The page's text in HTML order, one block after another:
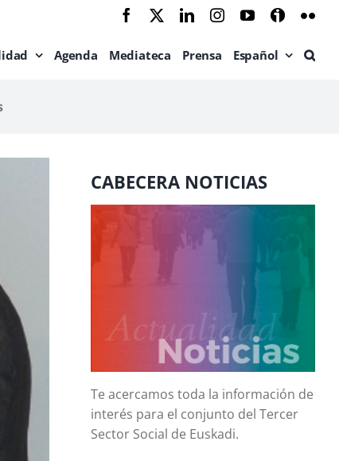
Facebook LinkedInInstagramYouTube
Ivoox
Agenda Mediateca Prensa Español
CABECERA NOTICIAS
Te acercamos toda la información de
interés para el conjunto del Tercer
Sector Social de Euskadi.